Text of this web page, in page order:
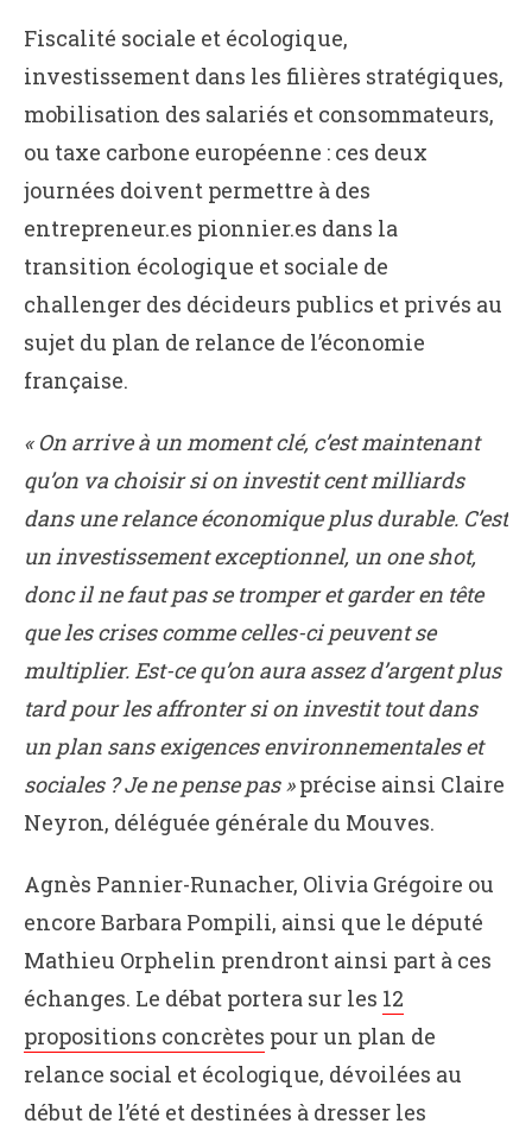
Fiscalité sociale et écologique,
investissement dans les filières stratégiques,
mobilisation des salariés et consommateurs,
ou taxe carbone européenne : ces deux
journées doivent permettre à des
entrepreneur.es pionnier.es dans la
transition écologique et sociale de
challenger des décideurs publics et privés au
sujet du plan de relance de l’économie
française.
« On arrive à un moment clé, c’est maintenant
qu’on va choisir si on investit cent milliards
dans une relance économique plus durable. C’est
un investissement exceptionnel, un one shot,
donc il ne faut pas se tromper et garder en tête
que les crises comme celles-ci peuvent se
multiplier. Est-ce qu’on aura assez d’argent plus
tard pour les affronter si on investit tout dans
un plan sans exigences environnementales et
sociales ? Je ne pense pas »précise ainsi Claire
Neyron, déléguée générale du Mouves.
Agnès Pannier-Runacher, Olivia Grégoire ou
encore Barbara Pompili, ainsi que le député
Mathieu Orphelin prendront ainsi part à ces
échanges. Le débat portera sur les 12
propositions concrètes pour un plan de
relance social et écologique, dévoilées au
début de l’été et destinées à dresser les